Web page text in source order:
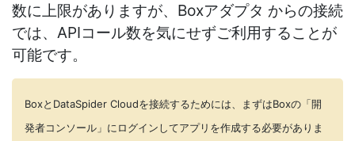
数に上限がありますが、Boxアダプタ からの接続
では、APIコール数を気にせずご利用することが
可能です。
BoxとDataSpider Cloudを接続するためには、まずはBoxの「開
発者コンソール」にログインしてアプリを作成する必要がありま